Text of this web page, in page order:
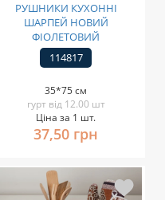
РУШНИКИ КУХОННІ
ШАРПЕЙ НОВИЙ
ФІОЛЕТОВИЙ
114817
35*75 см
гурт від 12.00 шт
Ціна за 1 шт.
37,50 грн